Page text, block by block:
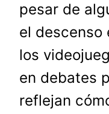
pesar de
el descenso
los
en debates
reflejan